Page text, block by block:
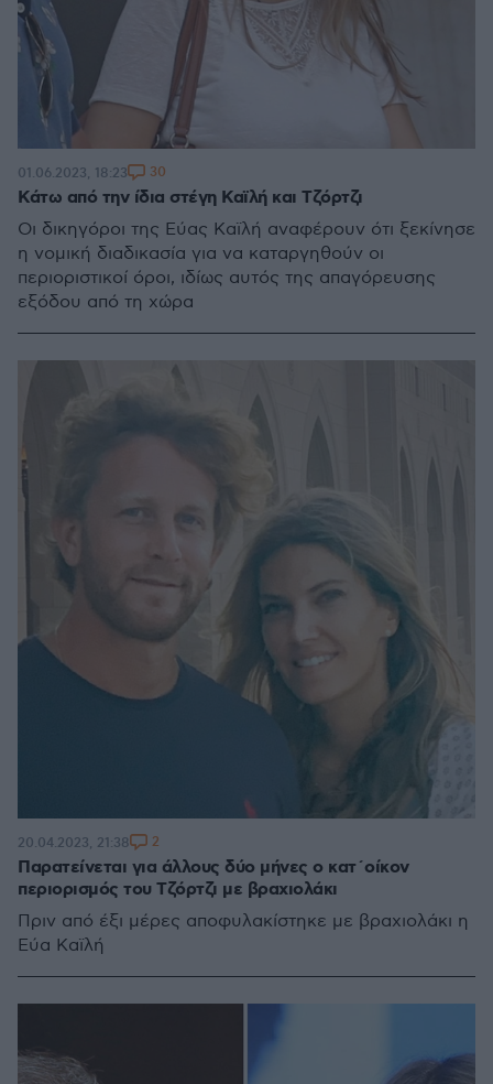
Κάτω από την ίδια στέγη Καϊλή και Τζόρτζι
Οι δικηγόροι της Εύας Καϊλή αναφέρουν ότι ξεκίνησε
η νομική διαδικασία για να καταργηθούν οι
περιοριστικοί όροι, ιδίως αυτός της απαγόρευσης
εξόδου από τη χώρα
01.06.2023, 18:23 30
Παρατείνεται για άλλους δύο μήνες ο κατ΄οίκον
περιορισμός του Τζόρτζι με βραχιολάκι
Πριν από έξι μέρες αποφυλακίστηκε με βραχιολάκι η
Εύα Καϊλή
20.04.2023, 21:38 2